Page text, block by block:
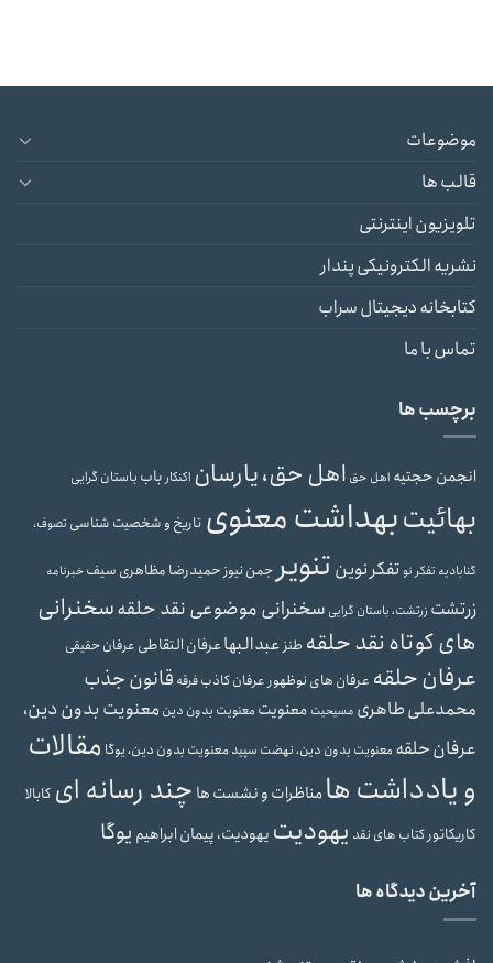
موضوعات
قالب ها
تلویزیون اینترنتی
نشریه الکترونیکی پندار
کتابخانه دیجیتال سراب
تماس با ما
برچسب ها
انجمن حجتیه اهل حق اهل حق، یارسان اکنکارباب باستان گرایی
بهائیتبهداشت معنوی تاریخ و شخصیت شناسی تصوف،
گنابادیه تفکر نوتفکر نوین تنویرجمن نیوزحمیدرضا مظاهری سیفخبرنامه
زرتشت زرتشت، باستان گرایی سخنرانی موضوعی نقد حلقهسخنرانی
های کوتاه نقد حلقه طنزعبدالبهاعرفان التقاطی عرفان حقیقی
عرفان حلقه عرفان های نوظهورعرفان کاذبفرقه قانون جذب
محمدعلی طاهری مسیحیت معنویت معنویت بدون دین معنویت بدون دین،
عرفان حلقه معنویت بدون دین، نهضت سپیدمعنویت بدون دین، یوگا مقالات
و یادداشت هامناظرات و نشست ها چند رسانه ای کابالا
کاریکاتورکتاب های نقد یهودیت یهودیت، پیمان ابراهیم یوگا
آخرین دیدگاه ها